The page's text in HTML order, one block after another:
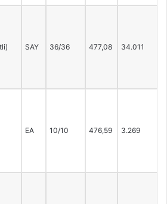
SAY 36/36 477,08 34.011
EA 10/10 476,59 3.269